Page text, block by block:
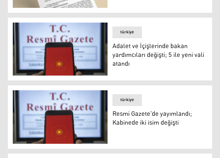
Atama ve görevden alma kararları Resmi Gazete'de
Adalet ve İçişlerinde bakan yardımcıları değişti; 5 ile
türkiye
Adalet ve İçişlerinde bakan
yardımcıları değişti; 5 ile yeni vali
atandı
Resmi Gazete'de yayımlandı; Kabinede iki isim değişti
türkiye
Resmi Gazete'de yayımlandı;
Kabinede iki isim değişti